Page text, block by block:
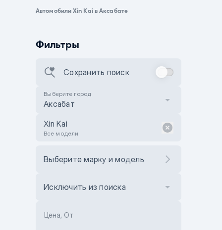
Автомобили Xin Kai в Аксабате
Фильтры
Сохранить поиск
Выберите город
Аксабат
Xin Kai
Все модели
Выберите марку и модель
Исключить из поиска
Цена, От